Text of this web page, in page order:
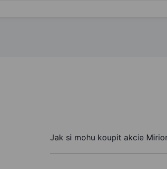
Jak si mohu koupit akcie